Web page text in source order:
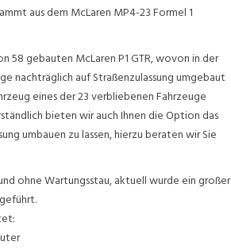
aus dem McLaren MP4-23 Formel 1
58 gebauten McLaren P1 GTR, wovon in der
nachträglich auf Straßenzulassung umgebaut
eines der 23 verbliebenen Fahrzeuge
bieten wir auch Ihnen die Option das
umbauen zu lassen, hierzu beraten wir Sie
ohne Wartungsstau, aktuell wurde ein großer